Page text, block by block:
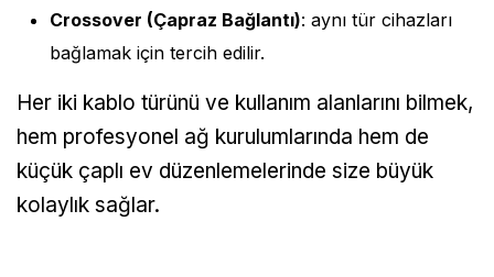
Crossover (Çapraz Bağlantı): aynı tür cihazları
bağlamak için tercih edilir.
Her iki kablo türünü ve kullanım alanlarını bilmek,
hem profesyonel ağ kurulumlarında hem de
küçük çaplı ev düzenlemelerinde size büyük
kolaylık sağlar.